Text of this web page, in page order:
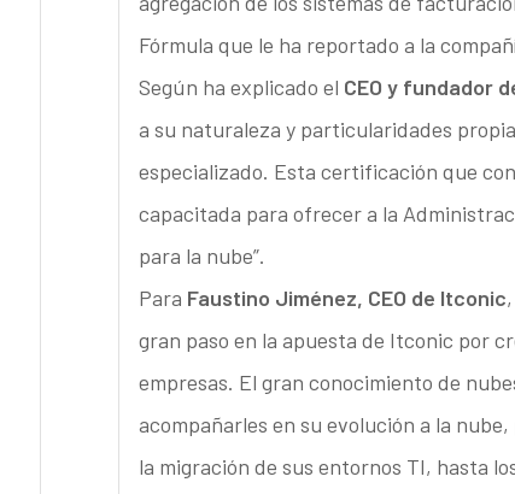
Fórmula que le ha reportado a la
Según ha explicado el CEO y fundador
a su naturaleza y particularidades
especializado. Esta certificación que
capacitada para ofrecer a la
para la nube”.
Para Faustino Jiménez, CEO de Itconic
gran paso en la apuesta de Itconic por
empresas. El gran conocimiento de
acompañarles en su evolución a la
la migración de sus entornos TI, hasta